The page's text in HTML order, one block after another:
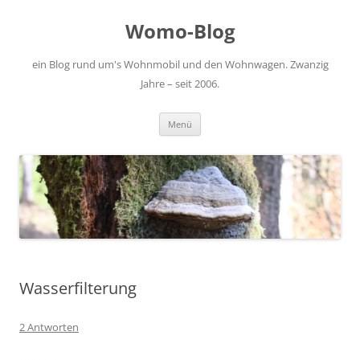
Womo-Blog
ein Blog rund um's Wohnmobil und den Wohnwagen. Zwanzig
Jahre – seit 2006.
Menü
Wasserfilterung
2 Antworten